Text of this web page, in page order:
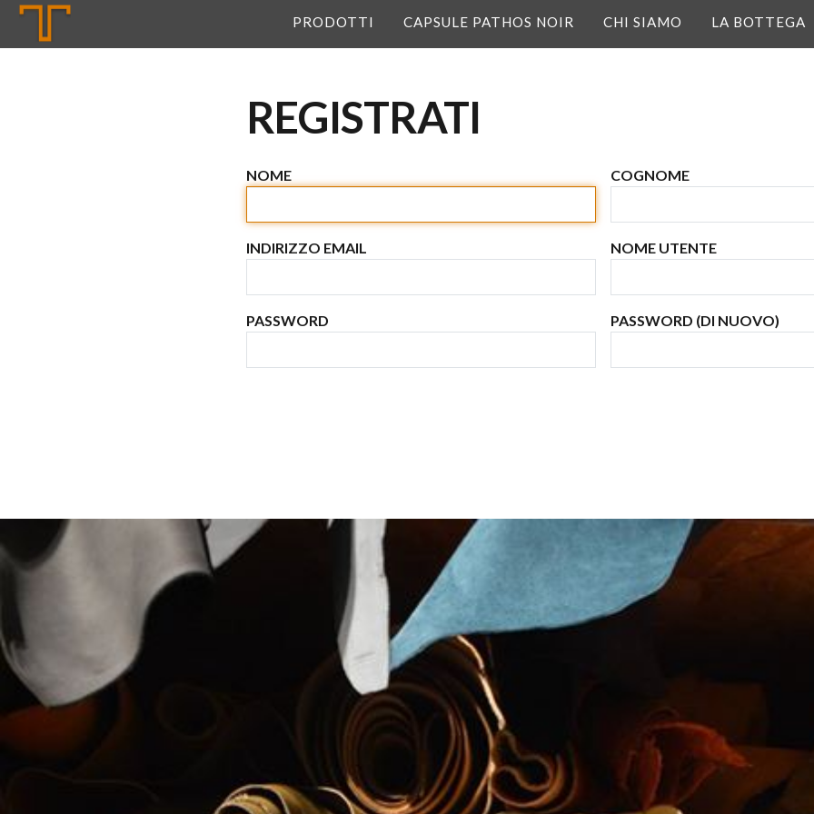
Tannerie PRODOTTI CAPSULE PATHOS NOIR CHI SIAMO LA BOTTEGA
REGISTRATI
NOME COGNOME
INDIRIZZO EMAIL NOME UTENTE
PASSWORD PASSWORD (DI NUOVO)
TUO PRIMO
Inserisci i tuoi dati qui sotto
alle nostre promozioni e